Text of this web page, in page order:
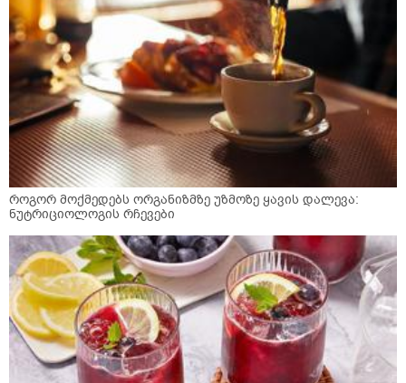
როგორ მოქმედებს ორგანიზმზე უზმოზე ყავის დალევა:
ნუტრიციოლოგის რჩევები